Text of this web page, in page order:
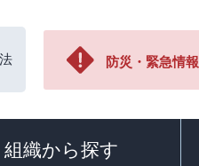
防災・緊急情報
組織から探す